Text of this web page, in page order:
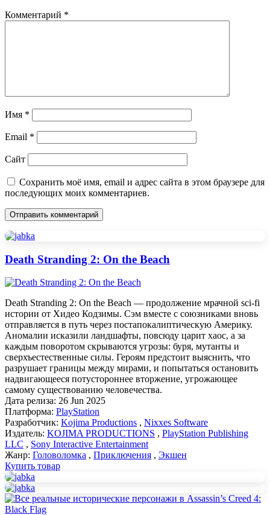
Комментарий *
Имя *
Email *
Сайт
Сохранить моё имя, email и адрес сайта в этом браузере для
последующих моих комментариев.
Death Stranding 2: On the Beach
Death Stranding 2: On the Beach — продолжение мрачной sci-fi
истории от Хидео Кодзимы. Сэм вместе с союзниками вновь
отправляется в путь через постапокалиптическую Америку.
Аномалии исказили ландшафты, повсюду царит хаос, а за
каждым поворотом скрываются угрозы: буря, мутанты и
сверхъестественные силы. Героям предстоит выяснить, что
разрушает границы между мирами, и попытаться остановить
надвигающееся потустороннее вторжение, угрожающее
самому существованию человечества.
Дата релиза: 26 Jun 2025
Платформа: PlayStation
Разработчик: Kojima Productions , Nixxes Software
Издатель: KOJIMA PRODUCTIONS , PlayStation Publishing
LLC , Sony Interactive Entertainment
Жанр: Головоломка , Приключения , Экшен
Купить товар